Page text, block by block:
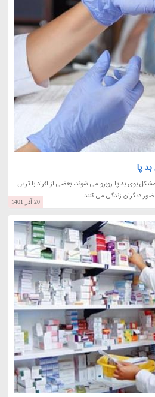
بوی بد پا روبرو می شوند، بعضی از افراد با ترس
دیگران زندگی می کنند.
20 آذر 1401